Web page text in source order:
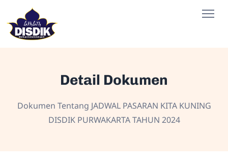
Detail Dokumen
Dokumen Tentang JADWAL PASARAN KITA KUNING
DISDIK PURWAKARTA TAHUN 2024